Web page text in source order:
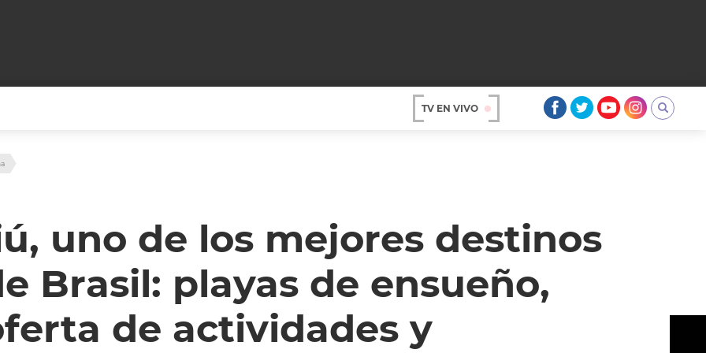
ARGENTINA
UN CAMBIO
ENTROMETIDOS EN LA TELE
ENTRE NOS
MODO FONTEVECCHIA
PERIODISMO PURO
REPERFILAR
FIESTAS ARGENTINAS
BELLEZA FASHION
FULL FACE TV
DESAFÍO 10 AÑOS MENOS
AGENDA CORPORATIVA
TV EN VIVO
uno de los mejores destinos
Brasil: playas de ensueño,
de actividades y